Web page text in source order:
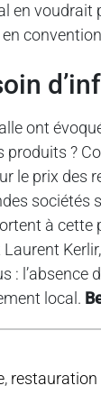
en
en
ont
produits ?
le prix des
sociétés
à
: l’absence
local.
,